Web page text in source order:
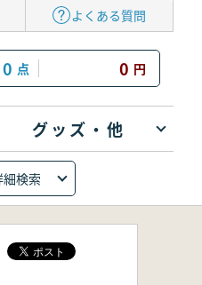
よくある質問
0 点 0 円
グッズ・他
細検索